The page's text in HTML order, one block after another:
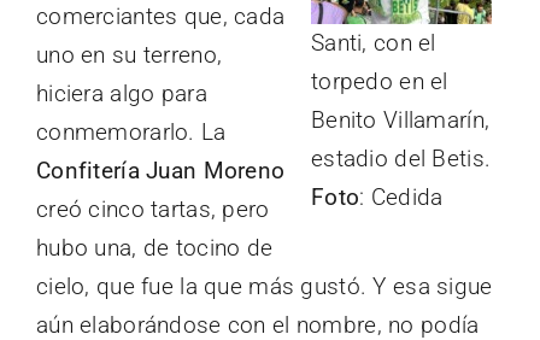
Santi, con el
torpedo en el
Benito Villamarín,
estadio del Betis.
Foto: Cedida
comerciantes que, cada
uno en su terreno,
hiciera algo para
conmemorarlo. La
Confitería Juan Moreno
creó cinco tartas, pero
hubo una, de tocino de
cielo, que fue la que más gustó. Y esa sigue
aún elaborándose con el nombre, no podía